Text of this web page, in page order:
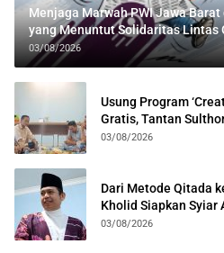
Menjaga Marwah PWI Jawa
yang Menuntut Solidaritas Lintas
03/08/2026
Usung Program
Gratis, Tantan
Kota Bogor
03/08/2026
Dari Metode Qitada
Kholid Siapkan Syiar
03/08/2026